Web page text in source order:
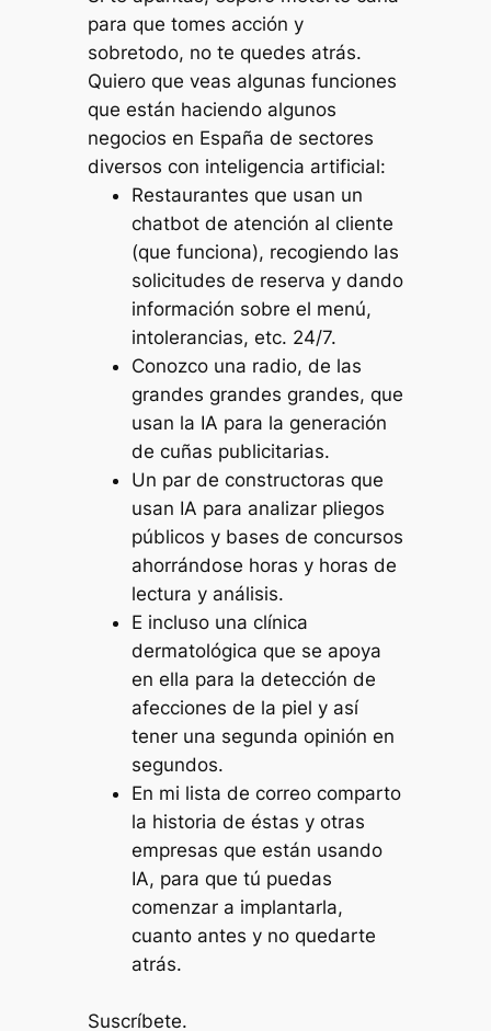
para que tomes acción y
sobretodo, no te quedes atrás.
Quiero que veas algunas funciones
que están haciendo algunos
negocios en España de sectores
diversos con inteligencia artificial:
Restaurantes que usan un
chatbot de atención al cliente
(que funciona), recogiendo las
solicitudes de reserva y dando
información sobre el menú,
intolerancias, etc. 24/7.
Conozco una radio, de las
grandes grandes grandes, que
usan la IA para la generación
de cuñas publicitarias.
Un par de constructoras que
usan IA para analizar pliegos
públicos y bases de concursos
ahorrándose horas y horas de
lectura y análisis.
E incluso una clínica
dermatológica que se apoya
en ella para la detección de
afecciones de la piel y así
tener una segunda opinión en
segundos.
En mi lista de correo comparto
la historia de éstas y otras
empresas que están usando
IA, para que tú puedas
comenzar a implantarla,
cuanto antes y no quedarte
atrás.
Suscríbete.